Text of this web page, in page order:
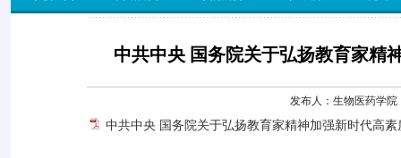
中共中央 国务院关于弘扬教育家精
发布人：生物医药学
中共中央 国务院关于弘扬教育家精神加强新时代高